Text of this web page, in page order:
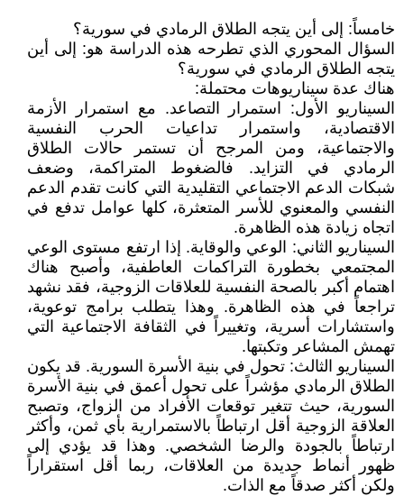
خامساً: إلى أين يتجه الطلاق الرمادي في سورية؟
السؤال المحوري الذي تطرحه هذه الدراسة هو: إلى أين
يتجه الطلاق الرمادي في سورية؟
هناك عدة سيناريوهات محتملة:
السيناريو الأول: استمرار التصاعد. مع استمرار الأزمة
الاقتصادية، واستمرار تداعيات الحرب النفسية
والاجتماعية، ومن المرجح أن تستمر حالات الطلاق
الرمادي في التزايد. فالضغوط المتراكمة، وضعف
شبكات الدعم الاجتماعي التقليدية التي كانت تقدم الدعم
النفسي والمعنوي للأسر المتعثرة، كلها عوامل تدفع في
اتجاه زيادة هذه الظاهرة.
السيناريو الثاني: الوعي والوقاية. إذا ارتفع مستوى الوعي
المجتمعي بخطورة التراكمات العاطفية، وأصبح هناك
اهتمام أكبر بالصحة النفسية للعلاقات الزوجية، فقد نشهد
تراجعاً في هذه الظاهرة. وهذا يتطلب برامج توعوية،
واستشارات أسرية، وتغييراً في الثقافة الاجتماعية التي
تهمش المشاعر وتكبتها.
السيناريو الثالث: تحول في بنية الأسرة السورية. قد يكون
الطلاق الرمادي مؤشراً على تحول أعمق في بنية الأسرة
السورية، حيث تتغير توقعات الأفراد من الزواج، وتصبح
العلاقة الزوجية أقل ارتباطاً بالاستمرارية بأي ثمن، وأكثر
ارتباطاً بالجودة والرضا الشخصي. وهذا قد يؤدي إلى
ظهور أنماط جديدة من العلاقات، ربما أقل استقراراً
ولكن أكثر صدقاً مع الذات.